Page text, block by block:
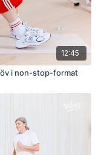
12:45
i non-stop-format